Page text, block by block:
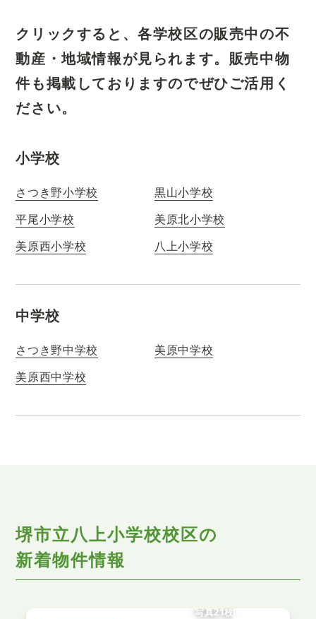
クリックすると、各学校区の販売中の不
動産・地域情報が見られます。 販売中物
件も掲載しておりますのでぜひご活用く
ださい。
小学校
さつき野小学校
黒山小学校
平尾小学校
美原北小学校
美原西小学校
八上小学校
中学校
さつき野中学校
美原中学校
美原西中学校
堺市立八上小学校校区の
新着物件情報
写真21枚